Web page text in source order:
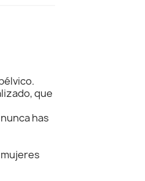
que
has